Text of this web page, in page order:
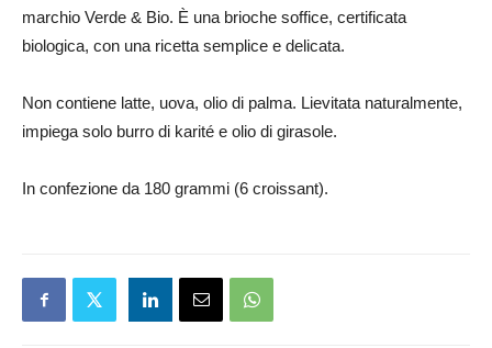
marchio Verde & Bio. È una brioche soffice, certificata
biologica, con una ricetta semplice e delicata.
Non contiene latte, uova, olio di palma. Lievitata naturalmente,
impiega solo burro di karité e olio di girasole.
In confezione da 180 grammi (6 croissant).